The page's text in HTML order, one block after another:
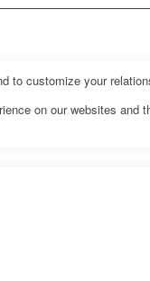
to customize your
on our websites and